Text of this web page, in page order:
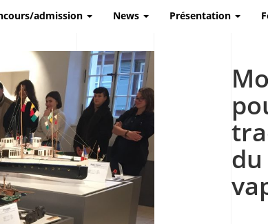
admission News Présentation
du